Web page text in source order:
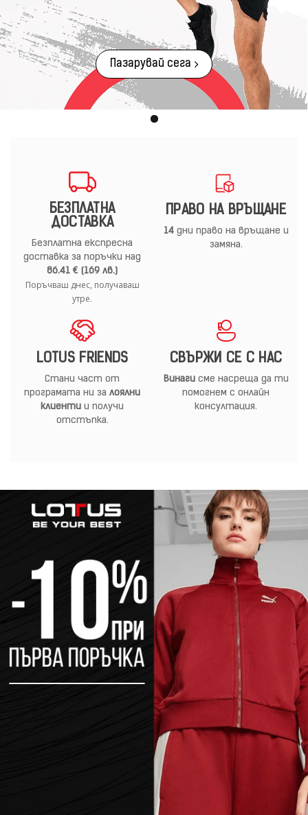
Пазарувай сега
БЕЗПЛАТНА
ДОСТАВКА
Безплатна експресна
доставка за поръчки над
86.41 € (169 лв.)
Поръчваш днес, получаваш
утре.
ПРАВО НА ВРЪЩАНЕ
14дни право на връщане и
замяна.
LOTUS FRIENDS
Стани част от
програмата ни за лоялни
клиенти и получи
отстъпка.
СВЪРЖИ СЕ С НАС
Винагисме насреща да ти
помогнем с онлайн
консултация.